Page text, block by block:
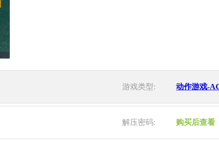
游戏类型: 动作游戏-
解压密码: 购买后查看